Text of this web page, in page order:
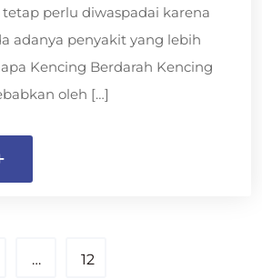
perlu diwaspadai karena
adanya penyakit yang lebih
Kencing Berdarah Kencing
oleh […]
… 12